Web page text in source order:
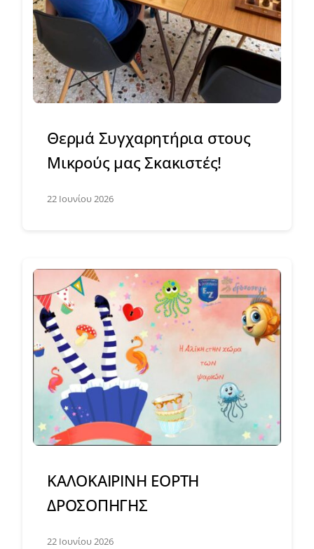
Θερμά Συγχαρητήρια στους
Μικρούς μας Σκακιστές!
22 Ιουνίου 2026
ΚΑΛΟΚΑΙΡΙΝΗ ΕΟΡΤΗ
ΔΡΟΣΟΠΗΓΗΣ
22 Ιουνίου 2026